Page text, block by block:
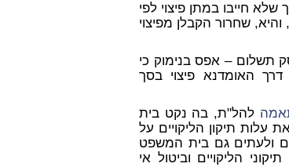
חייבו במתן פיצוי לפי
שחרור הקבלן מפיצוי
קמא פסק תשלום – אפס בנימוק כי
האומדנא פיצוי בסך
להל"ת, בה נקט בית
עלות תיקון הליקויים על
ולעתים גם בית המשפט
הליקויים וביטול אי